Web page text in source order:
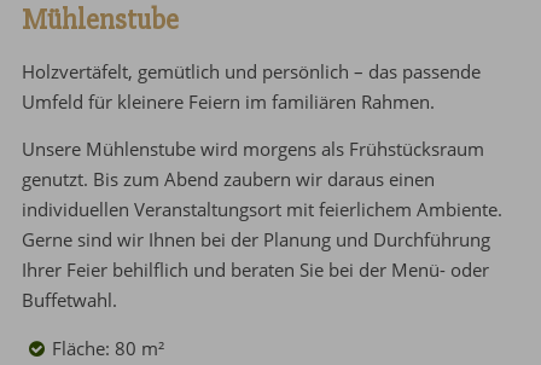
Mühlenstube
Holzvertäfelt, gemütlich und persönlich – das passende
Umfeld für kleinere Feiern im familiären Rahmen.
Unsere Mühlenstube wird morgens als Frühstücksraum
genutzt. Bis zum Abend zaubern wir daraus einen
individuellen Veranstaltungsort mit feierlichem Ambiente.
Gerne sind wir Ihnen bei der Planung und Durchführung
Ihrer Feier behilflich und beraten Sie bei der Menü- oder
Buffetwahl.
Fläche: 80 m²